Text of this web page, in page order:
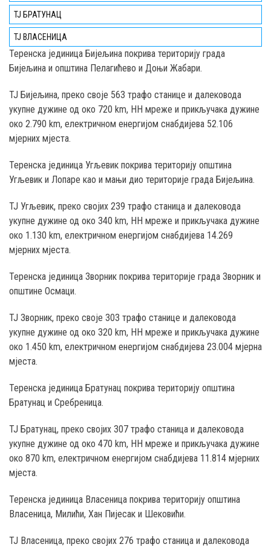
ТЈ БРАТУНАЦ
ТЈ ВЛАСЕНИЦА
Teренска јединица Бијељина покрива територију града
Бијељина и општина Пелагићево и Доњи Жабари.
ТЈ Бијељина, преко својe 563 трафо станице и далековода
укупне дужине од око 720 km, НН мреже и прикључака дужине
око 2.790 km, електричном енергијом снабдијева 52.106
мјерних мјеста.
Теренска јединица Угљевик покрива територију општина
Угљевик и Лопаре као и мањи дио територије градa Бијељина.
ТЈ Угљевик, преко својих 239 трафо станица и далековода
укупне дужине од око 340 km, НН мреже и прикључака дужине
око 1.130 km, електричном енергијом снабдијева 14.269
мјерних мјеста.
Теренска јединица Зворник покрива територије града Зворник и
општине Осмаци.
ТЈ Зворник, преко своје 303 трафо станице и далековода
укупне дужине од око 320 km, НН мреже и прикључака дужине
око 1.450 km, електричном енергијом снабдијева 23.004 мјерна
мјеста.
Теренска јединица Братунац покрива територију општина
Братунац и Сребреница.
ТЈ Братунац, преко својих 307 трафо станица и далековода
укупне дужине од око 470 km, НН мреже и прикључака дужине
око 870 km, електричном енергијом снабдијева 11.814 мјерних
мјеста.
Теренска јединица Власеница покрива територију општина
Власеница, Милићи, Хан Пијесак и Шековићи.
ТЈ Власеница, преко својих 276 трафо станица и далековода